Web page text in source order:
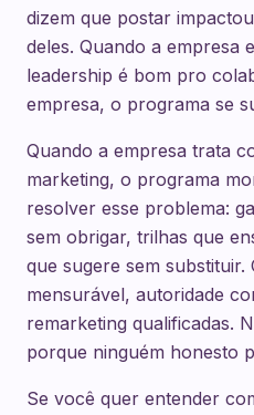
dizem que postar
deles. Quando a empresa
leadership é bom pro
empresa, o programa se
Quando a empresa trata
marketing, o programa
resolver esse problema:
sem obrigar, trilhas que
que sugere sem
mensurável, autoridade
remarketing qualificadas.
porque ninguém honesto
Se você quer entender